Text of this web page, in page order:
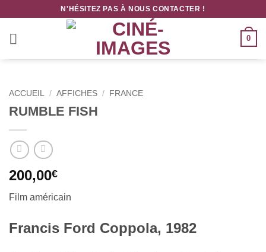
contenu
N'HÉSITEZ PAS À NOUS CONTACTER !
0
ACCUEIL / AFFICHES / FRANCE
RUMBLE FISH
200,00€
Film américain
Francis Ford Coppola, 1982